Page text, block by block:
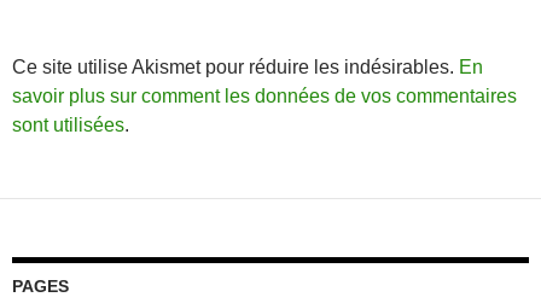
Ce site utilise Akismet pour réduire les indésirables. En
savoir plus sur comment les données de vos commentaires
sont utilisées.
PAGES